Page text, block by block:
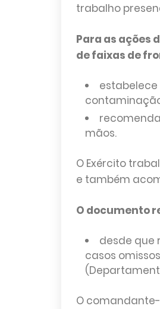
trabalho
Para as ações
de faixas de
mãos.
O Exército
e também
O documento
desde que
casos
O